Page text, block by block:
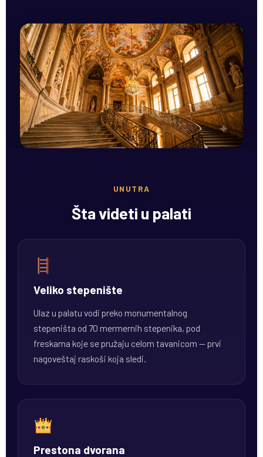
UNUTRA
Šta videti u palati
Veliko stepenište
Ulaz u palatu vodi preko monumentalnog
stepeništa od 70 mermernih stepenika, pod
freskama koje se pružaju celom tavanicom — prvi
nagoveštaj raskoši koja sledi.
Prestona dvorana